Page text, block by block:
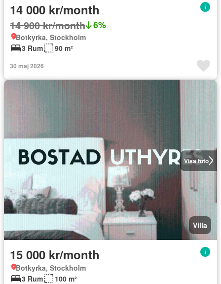
14 000 kr/month
14 900 kr/month 6%
Botkyrka, Stockholm
3 Rum
90 m²
30 maj 2026
Visa foto
Villa
15 000 kr/month
Botkyrka, Stockholm
3 Rum
100 m²